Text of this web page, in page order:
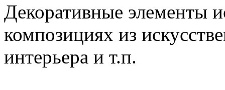
Декоративные элементы
композициях из
интерьера и т.п.